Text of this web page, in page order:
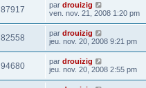
87917 par drouizig
ven. nov. 21, 2008 1:20 pm
82558 par drouizig
jeu. nov. 20, 2008 9:21 pm
94680 par drouizig
jeu. nov. 20, 2008 2:55 pm